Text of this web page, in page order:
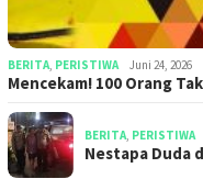
BERITA, PERISTIWA Juni 24, 2026
Mencekam! 100 Orang
BERITA, PERISTIWA
​​Nestapa Duda